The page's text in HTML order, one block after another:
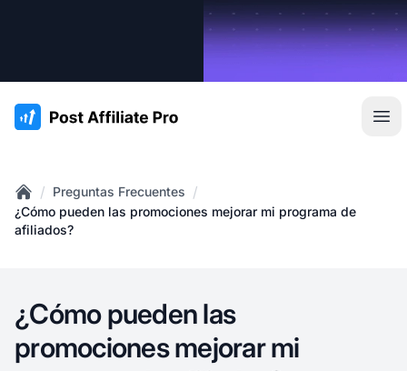
:site.title
Home
/ Preguntas Frecuentes /
¿Cómo pueden las promociones mejorar mi programa de
afiliados?
¿Cómo pueden las
promociones mejorar mi